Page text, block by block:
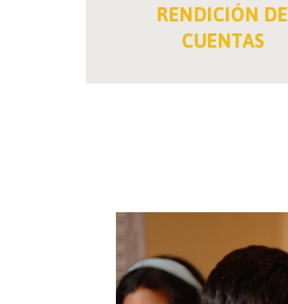
RENDICIÓN DE
CUENTAS